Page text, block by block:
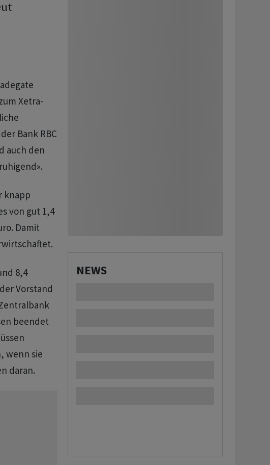
Xetra-
Bank RBC
auch den
knapp
von gut 1,4
Damit
8,4
Vorstand
beendet
wenn sie
daran.
NEWS